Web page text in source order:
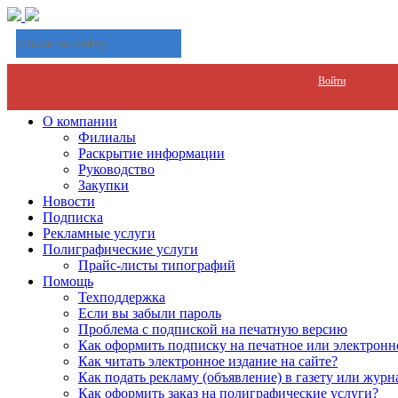
Войти
О компании
Филиалы
Раскрытие информации
Руководство
Закупки
Новости
Подписка
Рекламные услуги
Полиграфические услуги
Прайс-листы типографий
Помощь
Техподдержка
Если вы забыли пароль
Проблема с подпиской на печатную версию
Как оформить подписку на печатное или
Как читать электронное издание на сайте?
Как подать рекламу (объявление) в газету или
Как оформить заказ на полиграфические уcлуги?